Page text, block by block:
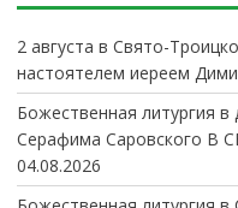
2 августа в Свято-
настоятелем иереем
Божественная литургия
Серафима Саровского
04.08.2026